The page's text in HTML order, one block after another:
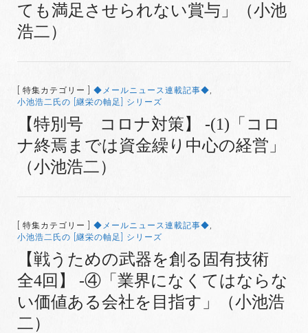
ても満足させられない賞与」（小池
浩二）
[ 特集カテゴリー ] ◆メールニュース連載記事◆
小池浩二氏の [継栄の軸足] シリーズ
【特別号 コロナ対策】 -(1)「コロ
ナ終焉までは資金繰り中心の経営」
（小池浩二）
[ 特集カテゴリー ] ◆メールニュース連載記事◆
小池浩二氏の [継栄の軸足] シリーズ
【戦うための武器を創る固有技術
全4回】 -④「業界になくてはならな
い価値ある会社を目指す」（小池浩
二）